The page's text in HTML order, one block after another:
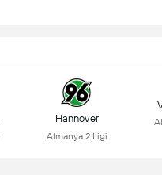
Hannover
Almanya 2.Ligi